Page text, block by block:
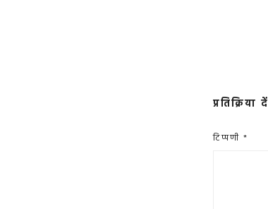
प्रतिक्रिया दें
टिप्पणी *